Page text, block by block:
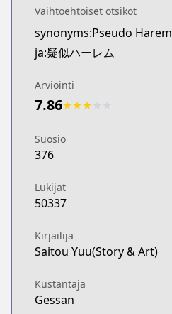
Vaihtoehtoiset otsikot
synonyms:Pseudo Harem
ja:疑似ハーレム
Arviointi
7.86★★★
Suosio
376
Lukijat
50337
Kirjailija
Saitou Yuu(Story & Art)
Kustantaja
Gessan